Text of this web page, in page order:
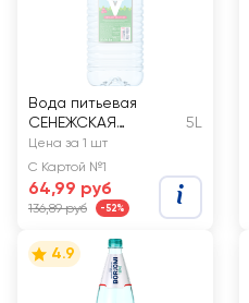
Вода питьевая
СЕНЕЖСКАЯ
негазированная
5L
Цена за 1 шт
С Картой №1
64,99 руб
136,89 руб -52%
4.9